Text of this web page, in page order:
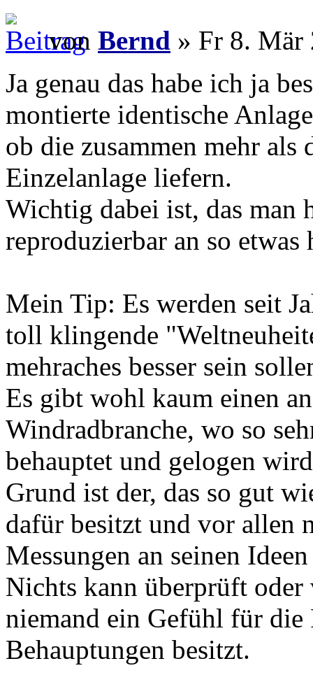
von Bernd » Fr 8. Mär
Ja genau das habe ich ja
montierte identische
ob die zusammen mehr als
Einzelanlage liefern.
Wichtig dabei ist, das man
reproduzierbar an so etwas
Mein Tip: Es werden seit
toll klingende
mehraches besser sein
Es gibt wohl kaum einen
Windradbranche, wo so
behauptet und gelogen
Grund ist der, das so gut
dafür besitzt und vor allen
Messungen an seinen
Nichts kann überprüft
niemand ein Gefühl für
Behauptungen besitzt.